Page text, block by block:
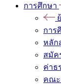
การศึกษา
การ
หลัก
สมัค
ค่าธ
คณะ